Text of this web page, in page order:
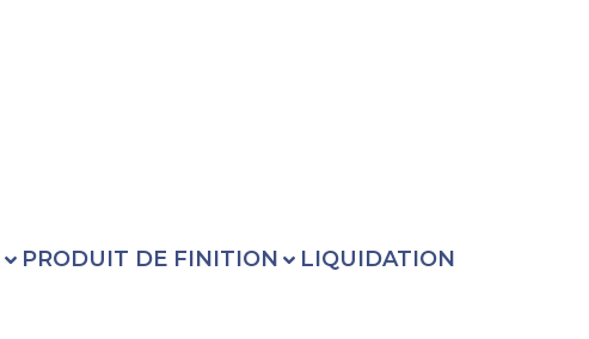
PRODUIT DE FINITION LIQUIDATION